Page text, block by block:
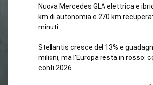
Nuova Mercedes GLA elettrica e
km di autonomia e 270 km
minuti
Stellantis cresce del 13% e
milioni, ma l’Europa resta in rosso:
conti 2026